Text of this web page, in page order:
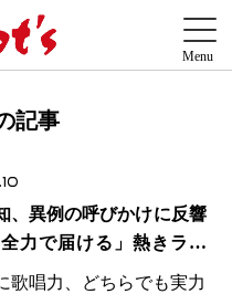
記事
、異例の呼びかけに反響
力で届ける」熱きライ
い
歌唱力、どちらでも実力